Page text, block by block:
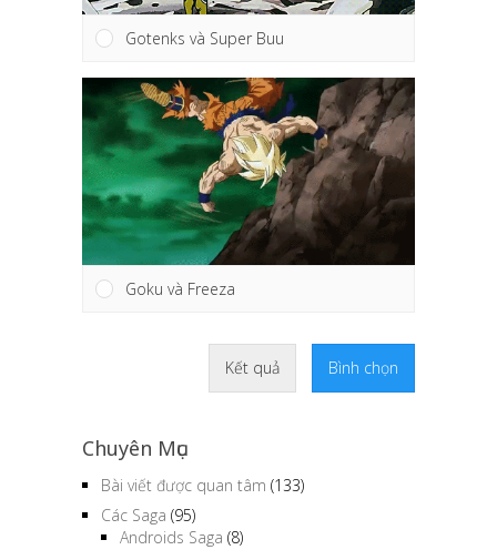
Gotenks và Super Buu
Goku và Freeza
Kết quả Bình chọn
Chuyên Mục
Bài viết được quan tâm (133)
Các Saga (95)
Androids Saga (8)